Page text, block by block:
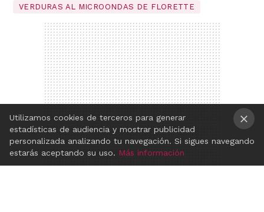
VERDURAS AL MICROONDAS DE FLORETTE
×
Utilizamos cookies de terceros para generar
estadísticas de audiencia y mostrar publicidad
personalizada analizando tu navegación. Si sigues navegando
estarás aceptando su uso. Más información